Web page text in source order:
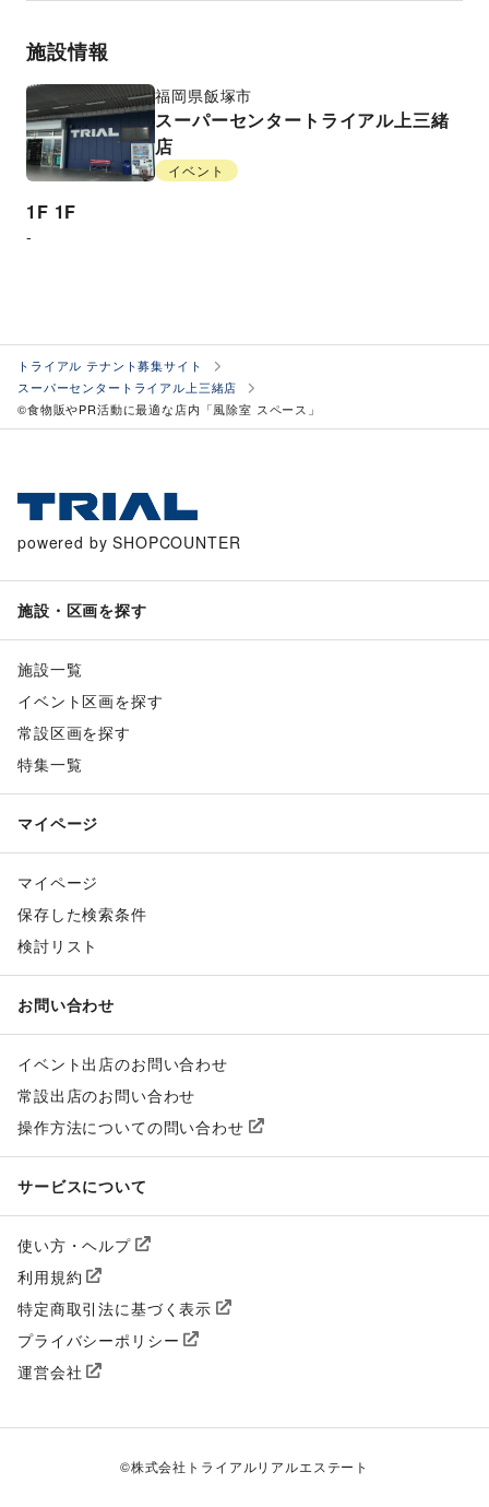
施設情報
福岡県飯塚市
スーパーセンタートライアル上三緒
店
イベント
1F 1F
-
トライアル テナント募集サイト
スーパーセンタートライアル上三緒店
©食物販やPR活動に最適な店内「風除室 スペース」
powered by SHOPCOUNTER
施設・区画を探す
施設一覧
イベント区画を探す
常設区画を探す
特集一覧
マイページ
マイページ
保存した検索条件
検討リスト
お問い合わせ
イベント出店のお問い合わせ
常設出店のお問い合わせ
操作方法についての問い合わせ
サービスについて
使い方・ヘルプ
利用規約
特定商取引法に基づく表示
プライバシーポリシー
運営会社
©株式会社トライアルリアルエステート